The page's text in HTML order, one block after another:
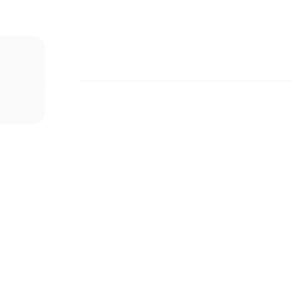
izleyiniz.